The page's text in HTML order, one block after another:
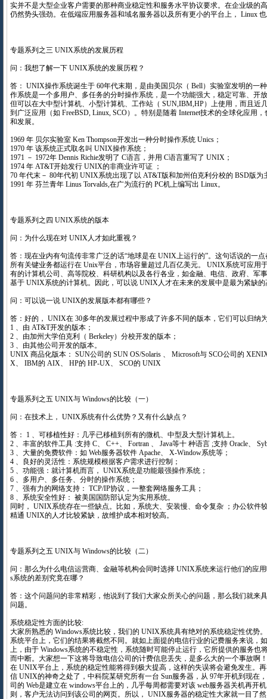
实并不是大型企业客户需要的那种商业稳定性和服务水平协议要求。在企业级的
仍然势头强劲。在低端应用服务器和域名服务器以及所有更小的平台上， Linux
专题系列之三 UNIX系统的发展历程
问：我想了解一下 UNIX系统的发展历程？
答： UNIX操作系统诞生于 60年代末期，是由美国贝尔（ Bell）实验室发明的一
作系统是一个多用户、多任务的分时操作系统，是一个功能强大，稳定可靠、开
但可以在大中型计算机、小型计算机、工作站（ SUN,IBM,HP）上使用，而且近
到广泛应用（如 FreeBSD, Linux, SCO）。特别是随着 Internet技术的全球化应用
和发展。
1969 年 贝尔实验室 Ken Thompson开发出一种分时操作系统 Unics；
1970 年 该系统正式取名叫 UNIX操作系统；
1971 － 1972年 Dennis Richie发明了 C语言，并用 C语言重写了 UNIX；
1974 年 AT&T开始发行 UNIX的非商业许可证 ；
70 年代末－ 80年代初 UNIX系统出现了以 AT&T版和加州伯克利分校的 BSD版为
1991 年 芬兰青年 Linus Torvalds,在广为流行的 PC机上编写出 Linux。
专题系列之四 UNIX系统的版本
问：为什么现在对 UNIX人才如此重视？
答：现在业内有句流传非常广泛的话“地球是在 UNIX上运行的”。这句话说的一
所有关键业务都运行在 Unix平台，市场容量超过几百亿美元。 UNIX系统可应用
有的计算机公司、高等院校、科研机构以及各行各业，如金融、电信、政府、军
基于 UNIX系统的计算机。因此，可以说 UNIX人才在未来的发展中是最为紧缺的
问：可以说一说 UNIX的发展版本都有哪些？
答：好的， UNIX在 30多年的发展过程中形成了许多不同的版本，它们可以归纳
1 、由 AT&T开发的版本；
2 、由加州大学伯克利（ Berkeley）分校开发的版本；
3 、由其他公司开发的版本。
UNIX 商品化版本： SUN公司的 SUN OS/Solaris 、 Microsoft与 SCO公司的
X、 IBM的 AIX、 HP的 HP-UX、 SCO的 UNIX
专题系列之五 UNIX与 Windows的比较（一）
问：在技术上， UNIX系统有什么优势？又有什么缺点？
答： 1 、可移植性好：几乎已移植到所有的微机、中型及大型计算机上。
2 、丰富的软件工具 :支持 C、 C++、 Fortran 、 Java等十 种语言 ;支持 Oracle、
3 、大量的免费软件：如 Web服务器软件 Apache、 X-Window系统等；
4 、良好的灵活性：系统规模根据客户需求进行控制；
5 、功能强：就计算机而言， UNIX系统是功能最强操作系统；
6 、多用户、多任务、分时的操作系统；
7 、强有力的网络支持： TCP/IP协议，一整套网络服务工具；
8 、系统安全性好： 被美国国防部认定为实用系统。
同时， UNIX系统存在一些缺点。比如，系统大、安装慢、命令复杂 ；办公软件
精通 UNIX的人才比较紧缺，故维护成本相对较高。
专题系列之五 UNIX与 Windows的比较（二）
问：那么为什么电信运营商、金融等机构会同时选择 UNIX系统来运行他们的应
s系统的差别究竟在哪？
答：这个问题问的非常精彩，他说到了我们大家众所关心的问题，那么我们就来
问题。
系统稳定性方面的比较:
大家所熟悉的 Windows系统比较，我们的 UNIX系统具有绝对的系统稳定性优势
系统平台上，它们的结果将截然不同。就如上面提的电信行业的记费服务来说，
上，由于 Windows系统的不稳定性，系统随时可能停止运行，它所提供的服务也
而中断。大家想一下这将导致电信公司的计费信息丢失，是多么大的一个事故啊
在 UNIX平台上，系统的稳定性能将得到极大提高，这样的失误将会避免发生。
信 UNIX的神奇之处了，中科院某研究所有一台 Sun服务器，从 97年开机到现在
司的 Web是建立在 windows平台上的，几乎每周都需要对该 web服务器关机再开
则，客户无法访问到该公司的网页。所以， UNIX服务器的稳定性大家就一目了